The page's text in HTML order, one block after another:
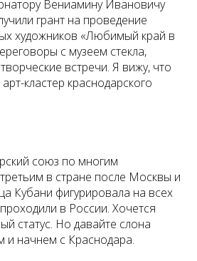
Вениамину Ивановичу
грант на проведение
художников «Любимый край в
с музеем стекла,
встречи. Я вижу, что
кластер краснодарского
союз по многим
в стране после Москвы и
Кубани фигурировала на всех
в России. Хочется
статус. Но давайте слона
и начнем с Краснодара.